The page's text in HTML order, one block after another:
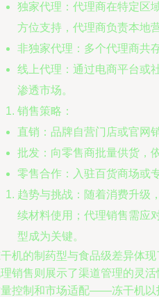
独家代理：代理商在特定区
方位支持，代理商负责本地
非独家代理：多个代理商共
线上代理：通过电商平台或
渗透市场。
销售策略：
直销：品牌自营门店或官网
批发：向零售商批量供货，
零售合作：入驻百货商场或
趋势与挑战：随着消费升级
续材料使用；代理销售需应
型成为关键。
机的制药型与食品级差异体
销售则展示了渠道管理的灵
控制和市场适配——冻干机以